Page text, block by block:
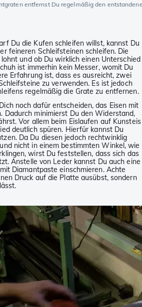
entfernst Du regelmäßig den
Du die Kufen schleifen willst, kannst Du
feineren Schleifsteinen schleifen. Die
und ob Du wirklich einen Unterschied
ist immerhin kein Messer, womit Du
Erfahrung ist, dass es ausreicht, zwei
zu verwenden. Es ist jedoch
regelmäßig die Grate zu entfernen.
noch dafür entscheiden, das Eisen mit
Dadurch minimierst Du den Widerstand,
Vor allem beim Eislaufen auf Kunsteis
deutlich spüren. Hierfür kannst Du
Da Du diesen jedoch rechtwinklig
nicht in einem bestimmten Winkel, wie
wirst Du feststellen, dass sich das
Anstelle von Leder kannst Du auch eine
Diamantpaste einschmieren. Achte
Druck auf die Platte ausübst, sondern